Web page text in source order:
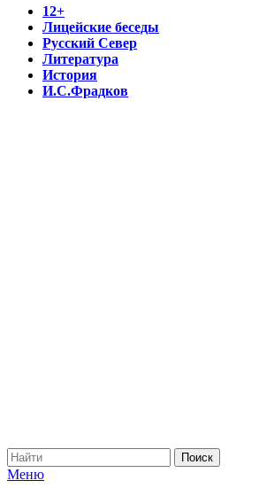
12+
Лицейские беседы
Русский Север
Литература
История
И.С.Фрадков
Меню